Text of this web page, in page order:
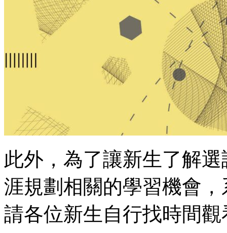
此外，為了讓新生了解
涯規劃相關的學習機會
請各位新生自行找時間觀